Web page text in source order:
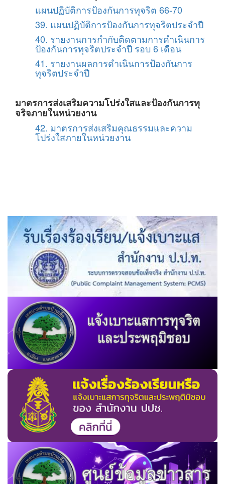
แผนปฏิบัติการป้องกันการทุจริต 66-70
39. แผนปฏิบัติการป้องกันการทุจริตประจำปี
40. รายงานการกำกับติดตามการดำเนินการ
ป้องกันการทุจริตประจำปี รอบ 6 เดือน
41. รายงานผลการดำเนินการป้องกันการ
ทุจริตประจำปี
มาตรการส่งเสริมความโปร่งใสและป้องกันการทุ
จริจภายในหน่วยงาน
42. มาตรการส่งเสริมคุณธรรมและความ
โปร่งใสภายในหน่วยงาน